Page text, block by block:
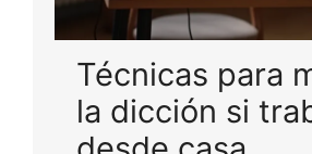
Técnicas para
la dicción si